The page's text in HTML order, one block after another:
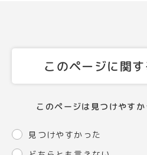
このページに関
このページは見つけやすか
見つけやすかった